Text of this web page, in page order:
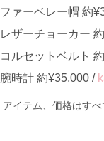
ファーベレー帽 約
レザーチョーカー
コルセットベルト
腕時計 約¥35,000 /
アイテム、価格はす